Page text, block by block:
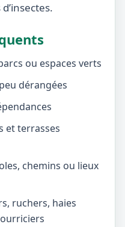
ou espaces verts
dérangées
et terrasses
chemins ou lieux
ruchers, haies